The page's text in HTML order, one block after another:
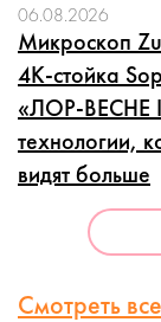
06.08.2026
Микроскоп
4K-стойка
«ЛОР-ВЕСНЕ
технологии,
видят больше
Смотреть все